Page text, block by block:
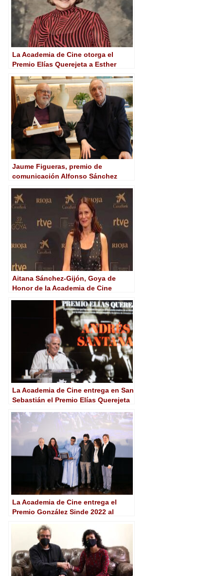
La Academia de Cine otorga el
Premio Elías Querejeta a Esther
Jaume Figueras, premio de
comunicación Alfonso Sánchez
Aitana Sánchez-Gijón, Goya de
Honor de la Academia de Cine
La Academia de Cine entrega en San
Sebastián el Premio Elías Querejeta
La Academia de Cine entrega el
Premio González Sinde 2022 al
audiovisual